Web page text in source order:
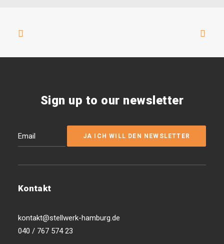
Sign up to our newsletter
Kontakt
kontakt@stellwerk-hamburg.de
040 / 767 574 23